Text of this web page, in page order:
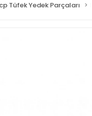
Tüfek Yedek Parçaları